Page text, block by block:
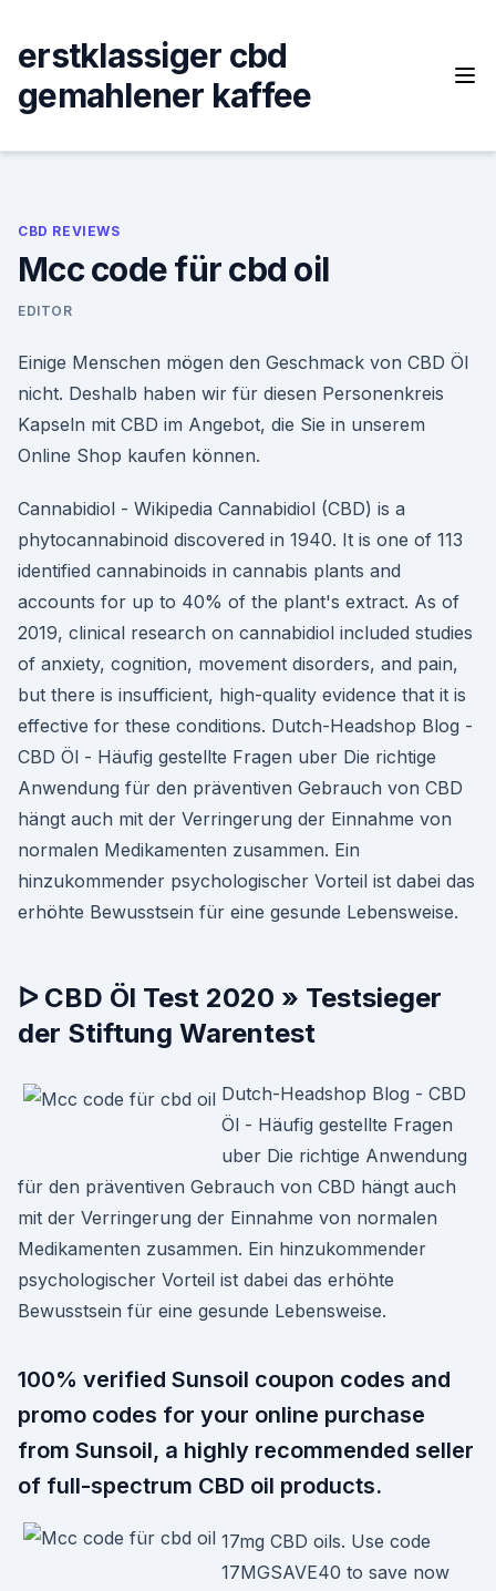
content
erstklassiger cbd
gemahlener kaffee
CBD REVIEWS
Mcc code für cbd oil
EDITOR
Einige Menschen mögen den Geschmack von CBD Öl
nicht. Deshalb haben wir für diesen Personenkreis
Kapseln mit CBD im Angebot, die Sie in unserem
Online Shop kaufen können.
Cannabidiol - Wikipedia Cannabidiol (CBD) is a
phytocannabinoid discovered in 1940. It is one of 113
identified cannabinoids in cannabis plants and
accounts for up to 40% of the plant's extract. As of
2019, clinical research on cannabidiol included studies
of anxiety, cognition, movement disorders, and pain,
but there is insufficient, high-quality evidence that it is
effective for these conditions. Dutch-Headshop Blog -
CBD Öl - Häufig gestellte Fragen uber Die richtige
Anwendung für den präventiven Gebrauch von CBD
hängt auch mit der Verringerung der Einnahme von
normalen Medikamenten zusammen. Ein
hinzukommender psychologischer Vorteil ist dabei das
erhöhte Bewusstsein für eine gesunde Lebensweise.
ᐅ CBD Öl Test 2020 » Testsieger
der Stiftung Warentest
Dutch-Headshop Blog - CBD
Öl - Häufig gestellte Fragen
uber Die richtige Anwendung
für den präventiven Gebrauch von CBD hängt auch
mit der Verringerung der Einnahme von normalen
Medikamenten zusammen. Ein hinzukommender
psychologischer Vorteil ist dabei das erhöhte
Bewusstsein für eine gesunde Lebensweise.
100% verified Sunsoil coupon codes and
promo codes for your online purchase
from Sunsoil, a highly recommended seller
of full-spectrum CBD oil products.
17mg CBD oils. Use code
17MGSAVE40 to save now